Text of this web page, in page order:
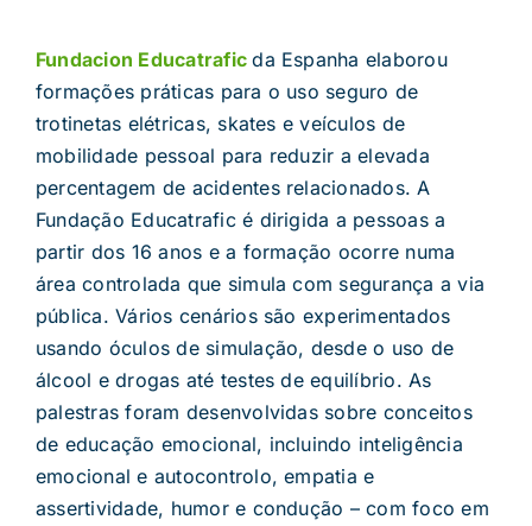
Fundacion Educatrafic da Espanha elaborou
formações práticas para o uso seguro de
trotinetas elétricas, skates e veículos de
mobilidade pessoal para reduzir a elevada
percentagem de acidentes relacionados. A
Fundação Educatrafic é dirigida a pessoas a
partir dos 16 anos e a formação ocorre numa
área controlada que simula com segurança a via
pública. Vários cenários são experimentados
usando óculos de simulação, desde o uso de
álcool e drogas até testes de equilíbrio. As
palestras foram desenvolvidas sobre conceitos
de educação emocional, incluindo inteligência
emocional e autocontrolo, empatia e
assertividade, humor e condução – com foco em